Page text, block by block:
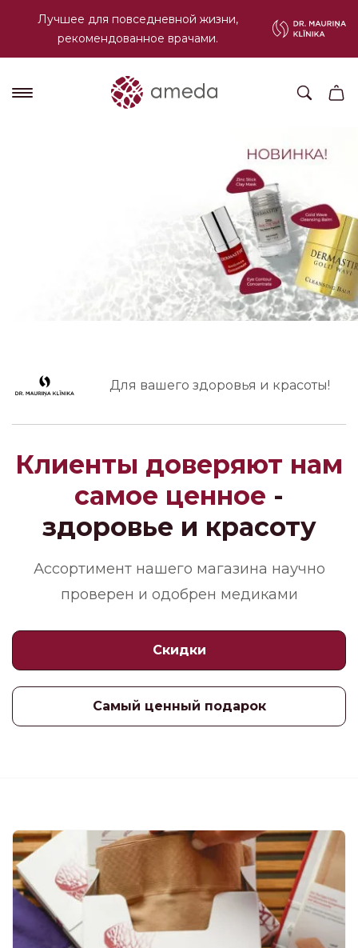
Лучшее для повседневной жизни,
рекомендованное врачами.
Для вашего здоровья и красоты!
Клиенты доверяют нам
самое ценное -
здоровье и красоту
Ассортимент нашего магазина научно
проверен и одобрен медиками
Скидки
Самый ценный подарок